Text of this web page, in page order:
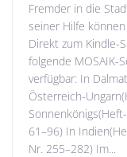
Fremder in die
seiner Hilfe
Direkt zum Kindle-
folgende MOSAIK-
verfügbar: In
Österreich-
61–96) In
Nr. 255–282) Im...